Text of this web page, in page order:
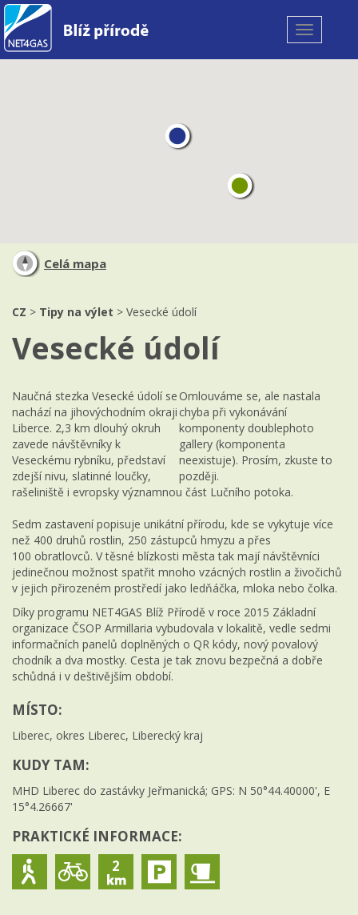
Toggle
navigation
Celá mapa
CZ > Tipy na výlet > Vesecké údolí
Vesecké údolí
Omlouváme se, ale nastala
chyba při vykonávání
komponenty doublephoto
gallery (komponenta
neexistuje). Prosím, zkuste to
později.
Naučná stezka Vesecké údolí se
nachází na jihovýchodním okraji
Liberce. 2,3 km dlouhý okruh
zavede návštěvníky k
Veseckému rybníku, představí
zdejší nivu, slatinné loučky,
rašeliniště i evropsky významnou část Lučního potoka.
Sedm zastavení popisuje unikátní přírodu, kde se vykytuje více
než 400 druhů rostlin, 250 zástupců hmyzu a přes
100 obratlovců. V těsné blízkosti města tak mají návštěvníci
jedinečnou možnost spatřit mnoho vzácných rostlin a živočichů
v jejich přirozeném prostředí jako ledňáčka, mloka nebo čolka.
Díky programu NET4GAS Blíž Přírodě v roce 2015 Základní
organizace ČSOP Armillaria vybudovala v lokalitě, vedle sedmi
informačních panelů doplněných o QR kódy, nový povalový
chodník a dva mostky. Cesta je tak znovu bezpečná a dobře
schůdná i v deštivějším období.
MÍSTO:
Liberec, okres Liberec, Liberecký kraj
KUDY TAM:
MHD Liberec do zastávky Jeřmanická; GPS: N 50°44.40000', E
15°4.26667'
PRAKTICKÉ INFORMACE:
2